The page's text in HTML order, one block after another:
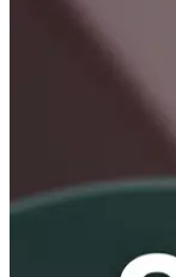
ERPC, operado por
Países Bajos; CEO:
centrado bare metal
rápidos aumentos de
El nuevo precio
Hasta finales de este
inventario
Las suscripciones
Damos las gracias